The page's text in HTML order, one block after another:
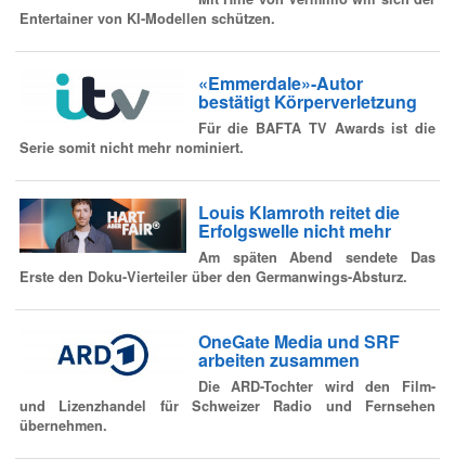
Entertainer von KI-Modellen schützen.
«Emmerdale»-Autor
bestätigt Körperverletzung
Für die BAFTA TV Awards ist die
Serie somit nicht mehr nominiert.
Louis Klamroth reitet die
Erfolgswelle nicht mehr
Am späten Abend sendete Das
Erste den Doku-Vierteiler über den Germanwings-Absturz.
OneGate Media und SRF
arbeiten zusammen
Die ARD-Tochter wird den Film-
und Lizenzhandel für Schweizer Radio und Fernsehen
übernehmen.